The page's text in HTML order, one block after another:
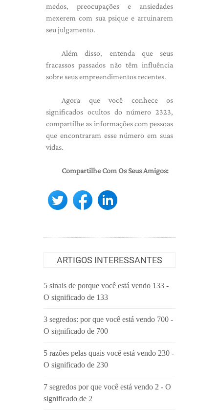
medos, preocupações e ansiedades
mexerem com sua psique e arruinarem
seu julgamento.
Além disso, entenda que seus
fracassos passados ​​não têm influência
sobre seus empreendimentos recentes.
Agora que você conhece os
significados ocultos do número 2323,
compartilhe as informações com pessoas
que encontraram esse número em suas
vidas.
Compartilhe Com Os Seus Amigos:
ARTIGOS INTERESSANTES
5 sinais de porque você está vendo 133 -
O significado de 133
3 segredos: por que você está vendo 700 -
O significado de 700
5 razões pelas quais você está vendo 230 -
O significado de 230
7 segredos por que você está vendo 2 - O
significado de 2